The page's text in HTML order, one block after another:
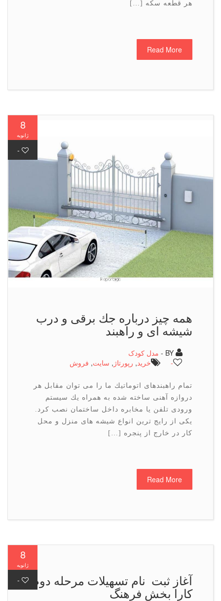
هر قطعه سکه […]
Read More
همه چیز درباره جك برقی و درب
شیشه ای و راهبند
مدل کودک
خرید
,رپورتاژ, سایت, فروش
تمام راهبندهای اتوماتیك ما را می توان مقابل هر
دروازه آهنی ساخته شده به همراه یك سیستم
ورودی تلفن یا مخابره داخل ساختمان نصب كرد.
یکی از رایج ترین انواع شیشه های منزل و محل
کار در خارج از پنجره […]
Read More
-
آغاز ثبت ‎ نام تسهیلات مرحله دوم
كارا بخش فرهنگ